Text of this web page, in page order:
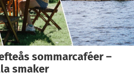
sommarcaféer –
smaker